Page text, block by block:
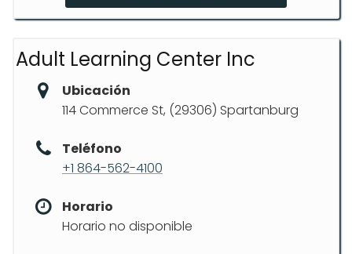
Adult Learning Center Inc
Ubicación
114 Commerce St, (29306) Spartanburg
Teléfono
+1 864-562-4100
Horario
Horario no disponible